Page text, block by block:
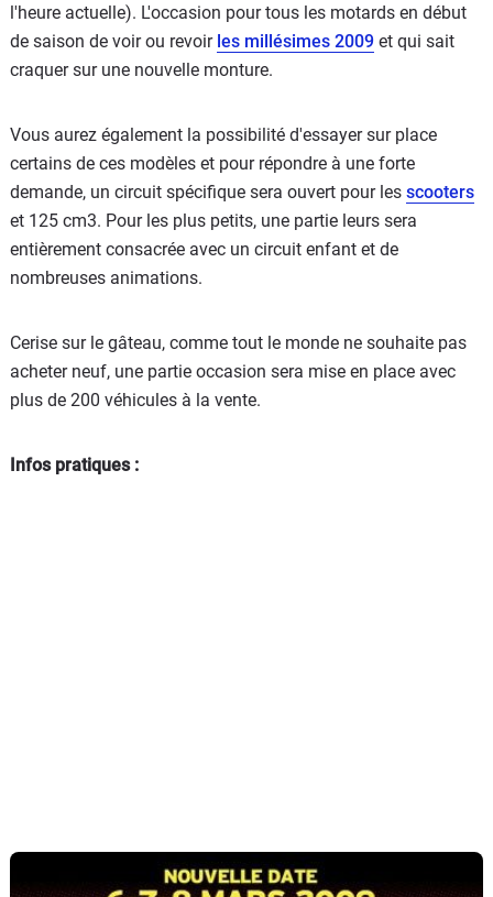
l'heure actuelle). L'occasion pour tous les motards en début
de saison de voir ou revoir les millésimes 2009 et qui sait
craquer sur une nouvelle monture.
Vous aurez également la possibilité d'essayer sur place
certains de ces modèles et pour répondre à une forte
demande, un circuit spécifique sera ouvert pour les scooters
et 125 cm3. Pour les plus petits, une partie leurs sera
entièrement consacrée avec un circuit enfant et de
nombreuses animations.
Cerise sur le gâteau, comme tout le monde ne souhaite pas
acheter neuf, une partie occasion sera mise en place avec
plus de 200 véhicules à la vente.
Infos pratiques :